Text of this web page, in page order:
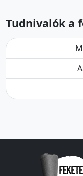
Tudnivalók a